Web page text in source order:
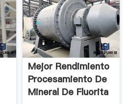
Mejor Rendimiento
Procesamiento De
Mineral De Fluorita